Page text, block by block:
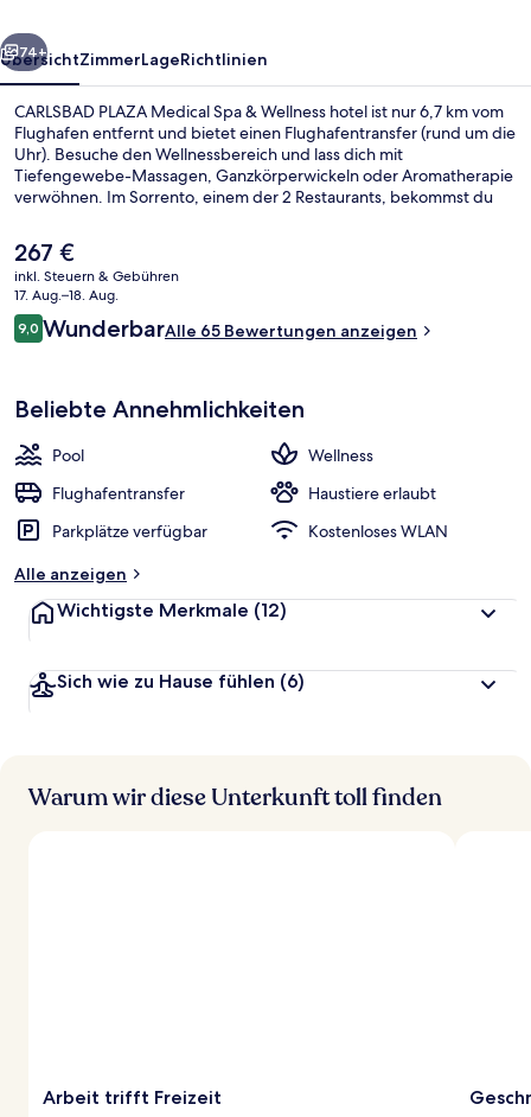
hotel
Weiter
74+
ÜbersichtZimmerLageRichtlinien
CARLSBAD PLAZA Medical Spa & Wellness hotel ist nur 6,7 km vom
Flughafen entfernt und bietet einen Flughafentransfer (rund um die
Uhr). Besuche den Wellnessbereich und lass dich mit
Tiefengewebe-Massagen, Ganzkörperwickeln oder Aromatherapie
verwöhnen. Im Sorrento, einem der 2 Restaurants, bekommst du
luxuriösen Stil 4 Innenpools, eine Poolbar und einen Fitnessbereich.
Der
aktuelle
Preis
beträgt
267 €.
267 €
inkl. Steuern & Gebühren
17. Aug.–18. Aug.
Bewertungen
9,09,0 von 10.
WunderbarAlle 65 Bewertungen anzeigen
Beliebte Annehmlichkeiten
Pool
Wellness
Flughafentransfer
Haustiere erlaubt
Parkplätze verfügbar
Kostenloses WLAN
Alle anzeigen
Wichtigste Merkmale (12)
Sich wie zu Hause fühlen (6)
Warum wir diese Unterkunft toll finden
Arbeit trifft Freizeit